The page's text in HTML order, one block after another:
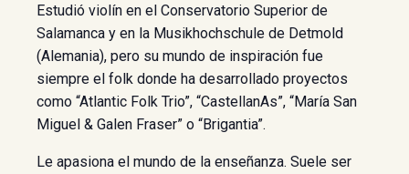
Estudió violín en el Conservatorio Superior de
Salamanca y en la Musikhochschule de Detmold
(Alemania), pero su mundo de inspiración fue
siempre el folk donde ha desarrollado proyectos
como “Atlantic Folk Trio”, “CastellanAs”, “María San
Miguel & Galen Fraser” o “Brigantia”.
Le apasiona el mundo de la enseñanza. Suele ser